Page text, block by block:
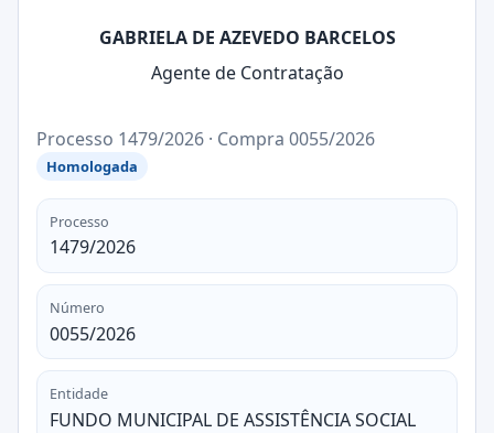
GABRIELA DE AZEVEDO BARCELOS
Agente de Contratação
Processo 1479/2026 · Compra 0055/2026
Homologada
Processo
1479/2026
Número
0055/2026
Entidade
FUNDO MUNICIPAL DE ASSISTÊNCIA SOCIAL